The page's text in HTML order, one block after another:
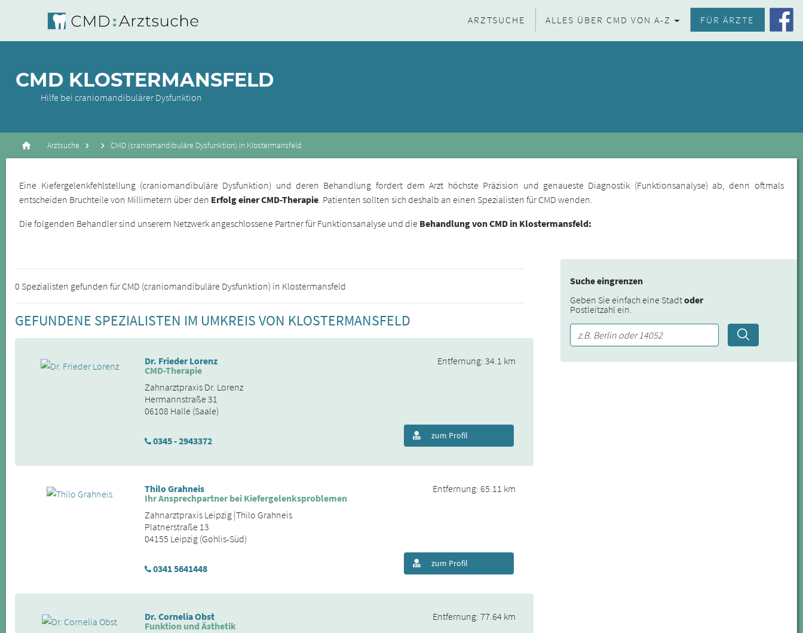
ARZTSUCHE ALLES ÜBER CMD VON A-Z FÜR ÄRZTE
CMD KLOSTERMANSFELD
Hilfe bei craniomandibulärer Dysfunktion
Arztsuche CMD (craniomandibuläre Dysfunktion) in Klostermansfeld
Eine Kiefergelenkfehlstellung (craniomandibuläre Dysfunktion) und deren Behandlung fordert dem Arzt höchste Präzision und genaueste Diagnostik (Funktionsanalyse) ab, denn oftmals
entscheiden Bruchteile von Millimetern über den Erfolg einer CMD-Therapie . Patienten sollten sich deshalb an einen Spezialisten für CMD wenden.
Die folgenden Behandler sind unserem Netzwerk angeschlossene Partner für Funktionsanalyse und die Behandlung von CMD in Klostermansfeld:
Suche eingrenzen
Geben Sie einfach eine Stadtoder
Postleitzahl ein.
0 Spezialisten gefunden für CMD (craniomandibuläre Dysfunktion) in Klostermansfeld
GEFUNDENE SPEZIALISTEN IM UMKREIS VON KLOSTERMANSFELD
Dr. Frieder Lorenz
CMD-Therapie
Zahnarztpraxis Dr. Lorenz
Hermannstraße 31
06108 Halle (Saale)
0345 - 2943372
Entfernung: 34.1 km
zum Profil
Thilo Grahneis
Ihr Ansprechpartner bei Kiefergelenksproblemen
Zahnarztpraxis Leipzig |Thilo Grahneis
Platnerstraße 13
04155 Leipzig (Gohlis-Süd)
0341 5641448
Entfernung: 65.11 km
zum Profil
Dr. Cornelia Obst
Funktion und Ästhetik
Entfernung: 77.64 km